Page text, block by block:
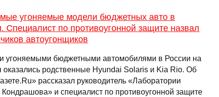
угоняемые модели бюджетных авто в
Специалист по противоугонной защите назвал
автоугонщиков
угоняемыми бюджетными автомобилями в России на
оказались родственные Hyundai Solaris и Kia Rio. Об
рассказал руководитель «Лаборатории
и специалист по противоугонной защите